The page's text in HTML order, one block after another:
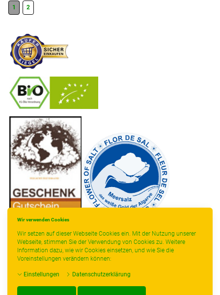
Wir verwenden Cookies
Wir setzen auf dieser Webseite Cookies ein. Mit der Nutzung unserer
Webseite, stimmen Sie der Verwendung von Cookies zu. Weitere
Information dazu, wie wir Cookies einsetzen, und wie Sie die
Voreinstellungen verändern können:
Einstellungen Datenschutzerklärung
1 2
* gilt für Lieferungen innerhalb Deutschlands, Lieferzeiten für andere Länder
entnehmen Sie bitte der Schaltfläche mit den Versandinformationen.